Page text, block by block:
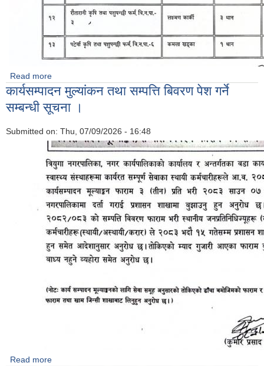
Read more
विवरण सार्वजनिक सम्बन्धी
कार्यसम्पादन मुल्यांकन तथा सम्पत्ति बिवरण पेश गर्ने
सम्बन्धी सूचना ।
Submitted on: Thu, 07/09/2026 - 16:48
Read more